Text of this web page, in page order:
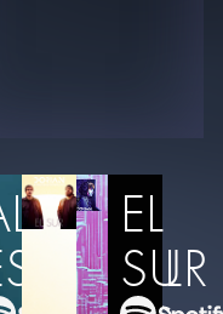
EL
SUR